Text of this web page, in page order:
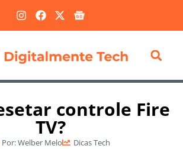
controle Fire
TV?
Por:Welber Melo Dicas Tech